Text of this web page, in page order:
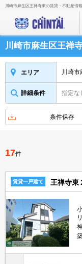
川崎市麻生区王禅寺東の賃貸・不動産情
川崎市麻生区王禅
エリア 川崎市
詳細条件 指定な
条件保存
17件
賃貸一戸建て 王禅寺東